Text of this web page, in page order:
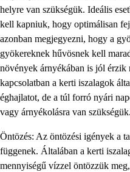
helyre van szükségük. Ideális
kell kapniuk, hogy optimálisan
azonban megjegyezni, hogy a
gyökereknek hűvösnek kell
növények árnyékában is jól érzik
kapcsolatban a kerti iszalagok
éghajlatot, de a túl forró nyári
vagy árnyékolásra van szükségük.
Öntözés: Az öntözési igények a
függenek. Általában a kerti
mennyiségű vízzel öntözzük